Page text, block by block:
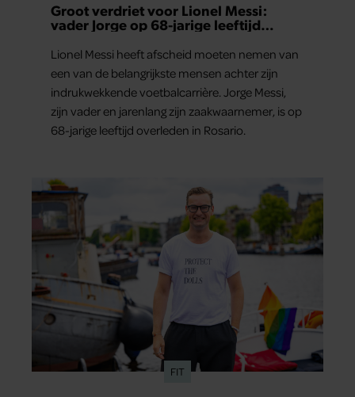
Groot verdriet voor Lionel Messi:
vader Jorge op 68-jarige leeftijd
Lionel Messi heeft afscheid moeten nemen van
een van de belangrijkste mensen achter zijn
indrukwekkende voetbalcarrière. Jorge Messi,
zijn vader en jarenlang zijn zaakwaarnemer, is op
68-jarige leeftijd overleden in Rosario.
FIT